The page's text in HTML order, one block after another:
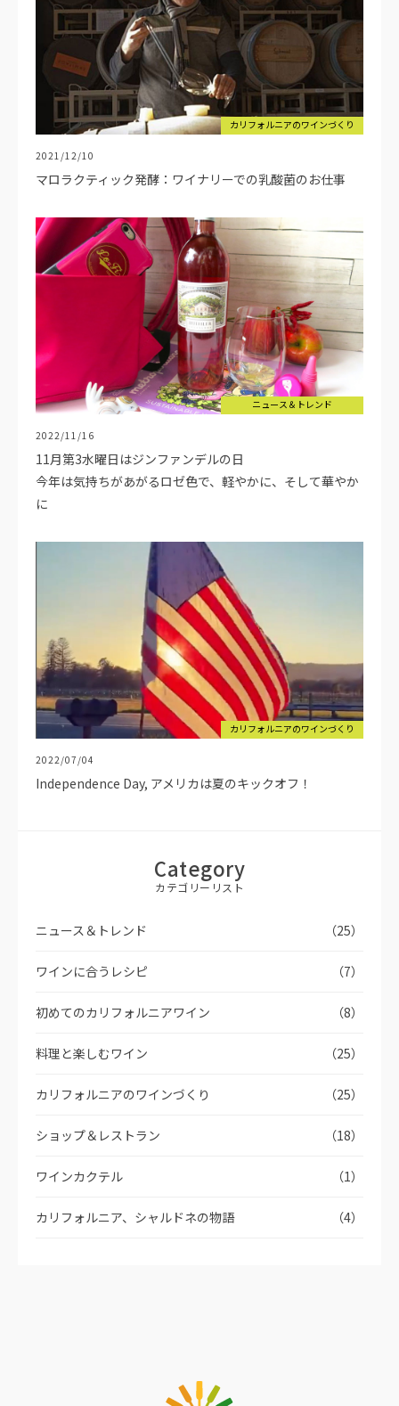
カリフォルニアのワインづくり
マロラクティック発酵：ワイナリーでの乳酸菌のお仕事
2021/12/10
ニュース＆トレンド
11月第3水曜日はジンファンデルの日
今年は気持ちがあがるロゼ色で、軽やかに、そして華やか
に
2022/11/16
カリフォルニアのワインづくり
Independence Day, アメリカは夏のキックオフ！
2022/07/04
Category
カテゴリーリスト
ニュース＆トレンド （25）
ワインに合うレシピ （7）
初めてのカリフォルニアワイン （8）
料理と楽しむワイン （25）
カリフォルニアのワインづくり （25）
ショップ＆レストラン （18）
ワインカクテル （1）
カリフォルニア、シャルドネの物語 （4）